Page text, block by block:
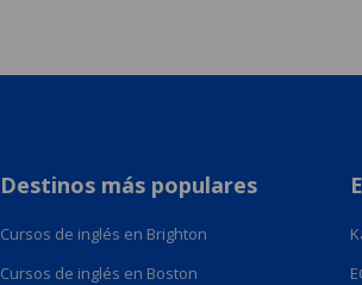
Destinos más populares
Cursos de inglés en Brighton
Cursos de inglés en Boston